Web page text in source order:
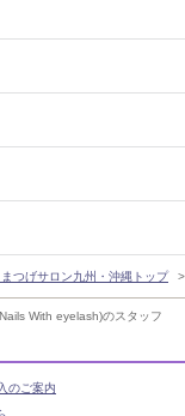
With eyelash)のスタッフ
つげサロン九州・沖縄トップ
のご案内